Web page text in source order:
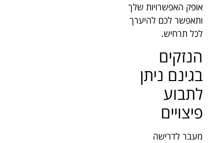
אופק האפשרויות שלך
ותאפשר לכם להיערך
לכל תרחיש.
הנזקים
בגינם ניתן
לתבוע
פיצויים
מעבר לדרישה